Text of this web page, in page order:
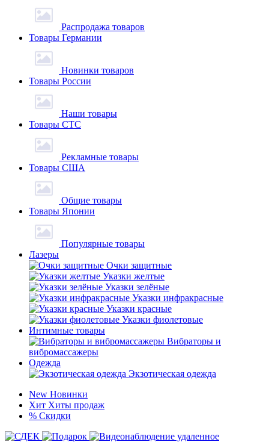
Распродажа товаров
Товары Германии
Новинки товаров
Товары России
Наши товары
Товары СТС
Рекламные товары
Товары США
Общие товары
Товары Японии
Популярные товары
Лазеры
Очки защитные
Указки желтые
Указки зелёные
Указки инфракрасные
Указки красные
Указки фиолетовые
Интимные товары
Вибраторы и
вибромассажеры
Одежда
Экзотическая одежда
New Новинки
Хит Хиты продаж
% Скидки